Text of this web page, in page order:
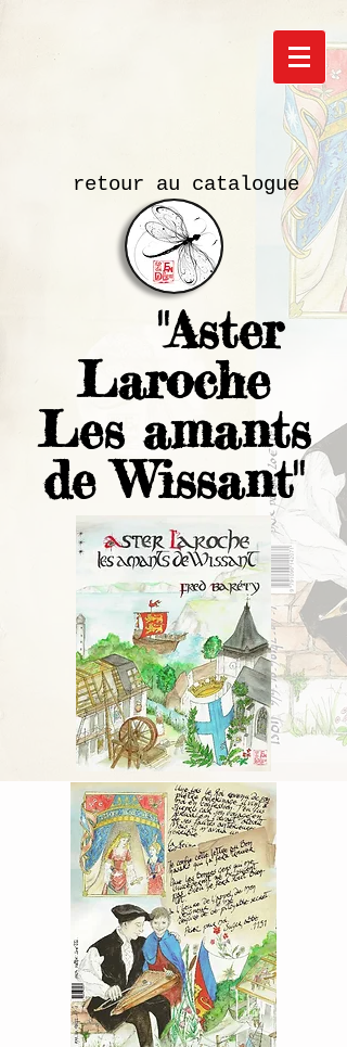
retour au catalogue
"Aster
Laroche
Les amants
de Wissant"